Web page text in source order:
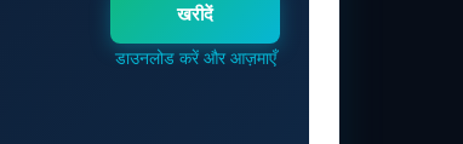
खरीदें
डाउनलोड करें और आज़माएँ